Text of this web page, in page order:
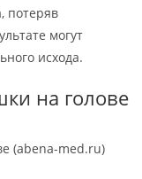
потеряв
могут
исхода.
на голове
(abena-med.ru)